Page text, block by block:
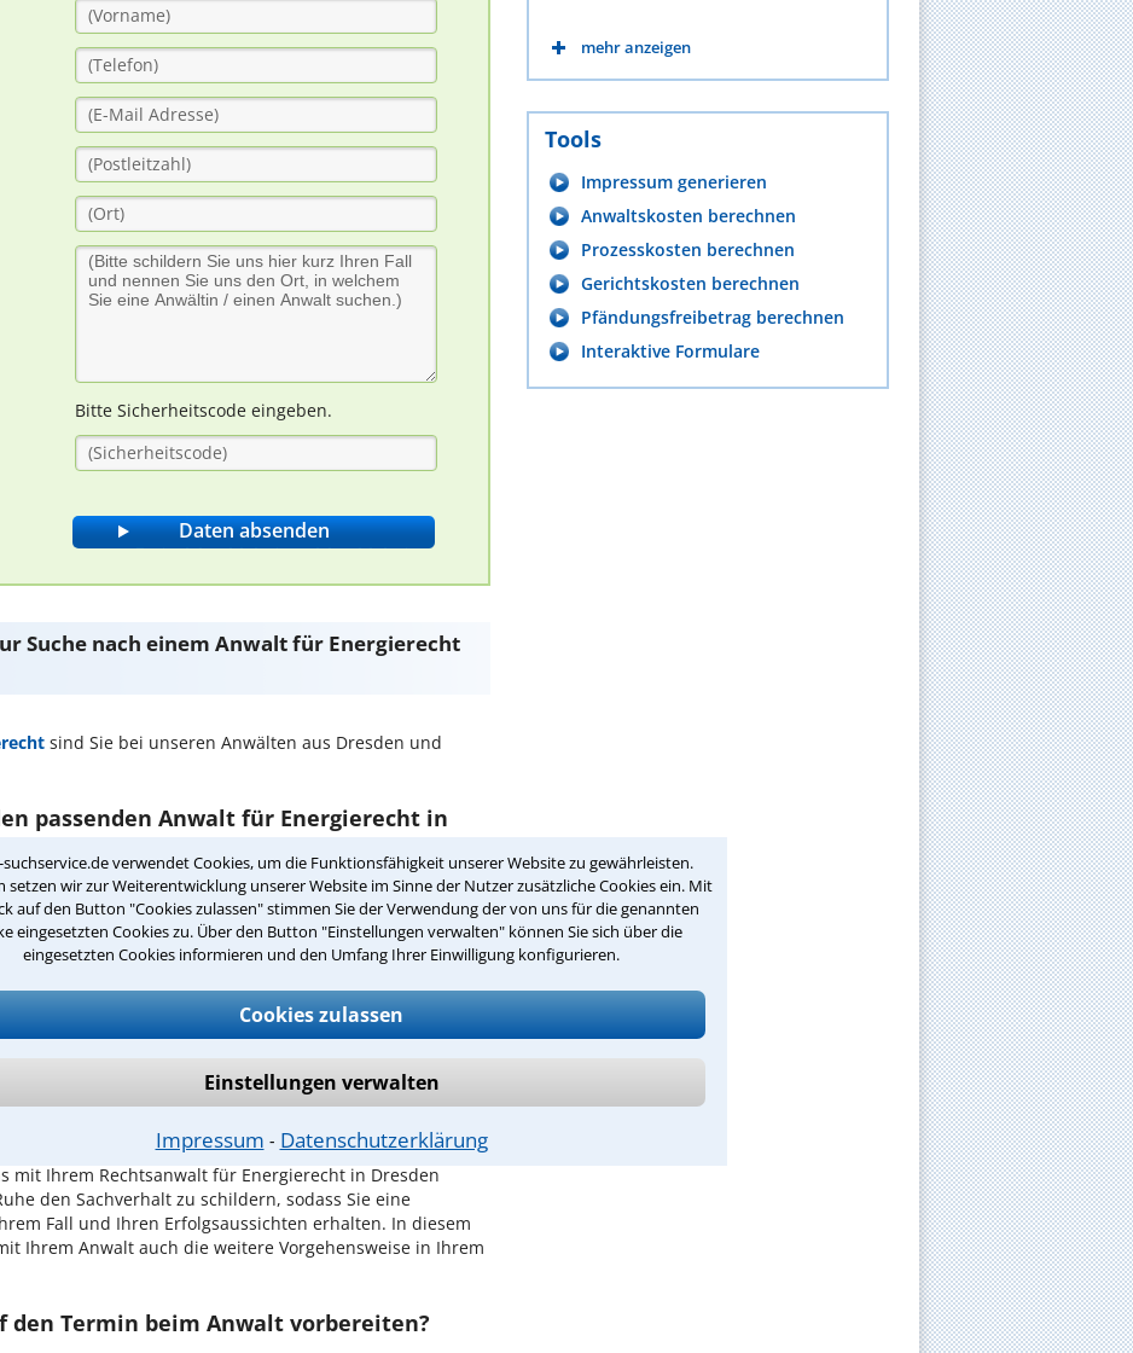
verwendet Cookies, um die Funktionsfähigkeit unserer Website zu gewährleisten.
setzen wir zur Weiterentwicklung unserer Website im Sinne der Nutzer zusätzliche Cookies ein. Mit
auf den Button "Cookies zulassen" stimmen Sie der Verwendung der von uns für die genannten
eingesetzten Cookies zu. Über den Button "Einstellungen verwalten" können Sie sich über die
eingesetzten Cookies informieren und den Umfang Ihrer Einwilligung konfigurieren.
Cookies zulassen
Einstellungen verwalten
Impressum ⁃ Datenschutzerklärung
Bitte Sicherheitscode eingeben.
Suche nach einem Anwalt für Energierecht
sind Sie bei unseren Anwälten aus Dresden und
passenden Anwalt für Energierecht in
in Ihrer Umgebung auswählen
der Kanzlei in Dresden einen Beratungstermin
sich zurückrufen
in Dresden ist es, über unser Kontaktformular einen
- probieren Sie es gleich aus.
Erstgespräch in Dresden?
mit Ihrem Rechtsanwalt für Energierecht in Dresden
den Sachverhalt zu schildern, sodass Sie eine
Fall und Ihren Erfolgsaussichten erhalten. In diesem
Ihrem Anwalt auch die weitere Vorgehensweise in Ihrem
den Termin beim Anwalt vorbereiten?
mehr anzeigen
Tools
Impressum generieren
Anwaltskosten berechnen
Prozesskosten berechnen
Gerichtskosten berechnen
Pfändungsfreibetrag berechnen
Interaktive Formulare